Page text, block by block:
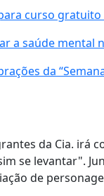
curso
a saúde mental
da
da Cia. irá
se levantar".
de